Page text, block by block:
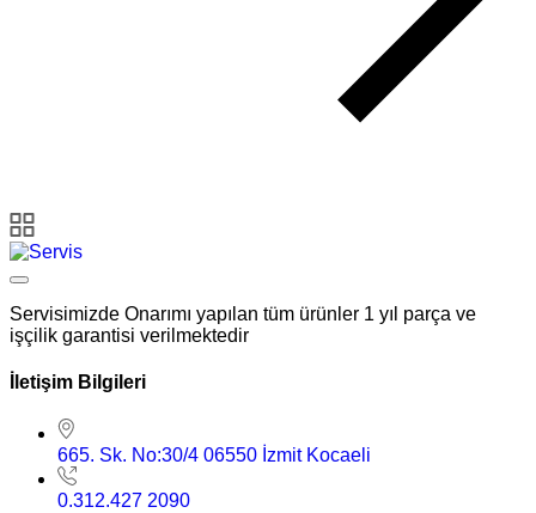
Servisimizde Onarımı yapılan tüm ürünler 1 yıl parça ve
işçilik garantisi verilmektedir
İletişim Bilgileri
665. Sk. No:30/4 06550 İzmit Kocaeli
0.312.427 2090